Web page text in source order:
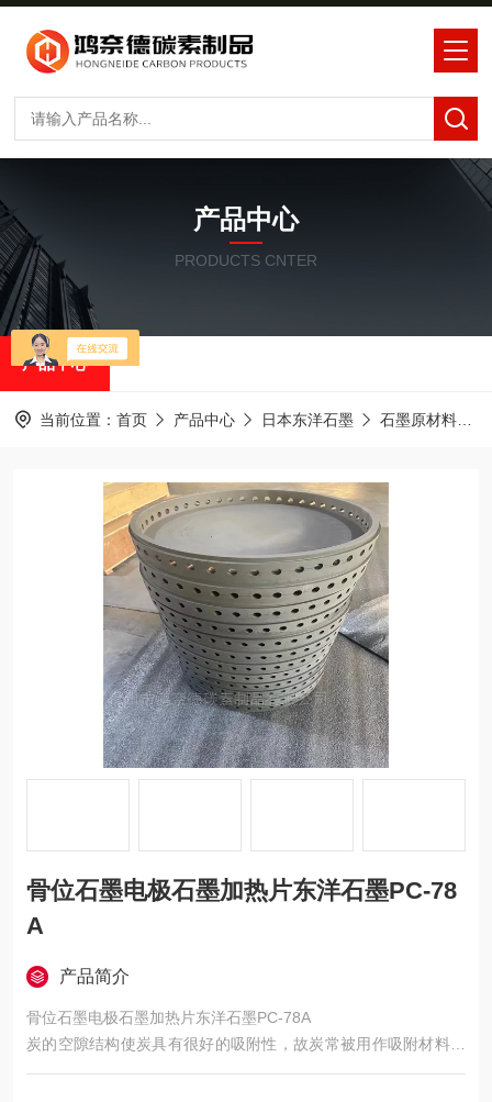
产品中心
PRODUCTS CNTER
产品中心
当前位置： 首页 产品中心 日本东洋石墨 石墨原材料
骨位石墨电极石墨加热片东洋石墨PC-78
A
产品简介
骨位石墨电极石墨加热片东洋石墨PC-78A
炭的空隙结构使炭具有很好的吸附性，故炭常被用作吸附材料，
用于吸附水分、气味、有毒物质等。我们做过实验，前几天烤肉